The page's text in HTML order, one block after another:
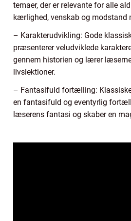
temaer, der er relevante for alle
kærlighed, venskab og modstand
– Karakterudvikling: Gode
præsenterer veludviklede
gennem historien og lærer
livslektioner.
– Fantasifuld fortælling:
en fantasifuld og eventyrlig
læserens fantasi og skaber en